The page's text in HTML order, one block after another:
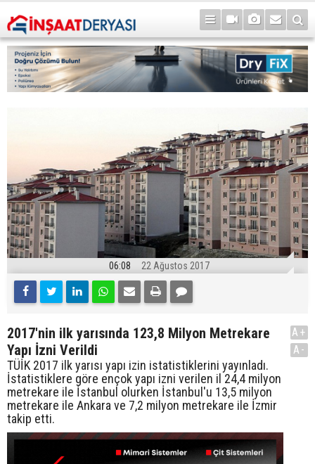
06:08 22 Ağustos 2017
2017'nin ilk yarısında 123,8 Milyon Metrekare
Yapı İzni Verildi
TÜİK 2017 ilk yarısı yapı izin istatistiklerini yayınladı.
İstatistiklere göre ençok yapı izni verilen il 24,4 milyon
metrekare ile İstanbul olurken İstanbul'u 13,5 milyon
metrekare ile Ankara ve 7,2 milyon metrekare ile İzmir
takip etti.
A+
A-